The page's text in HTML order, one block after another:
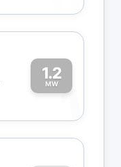
1.2
MW1